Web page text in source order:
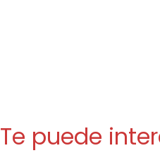
Te puede